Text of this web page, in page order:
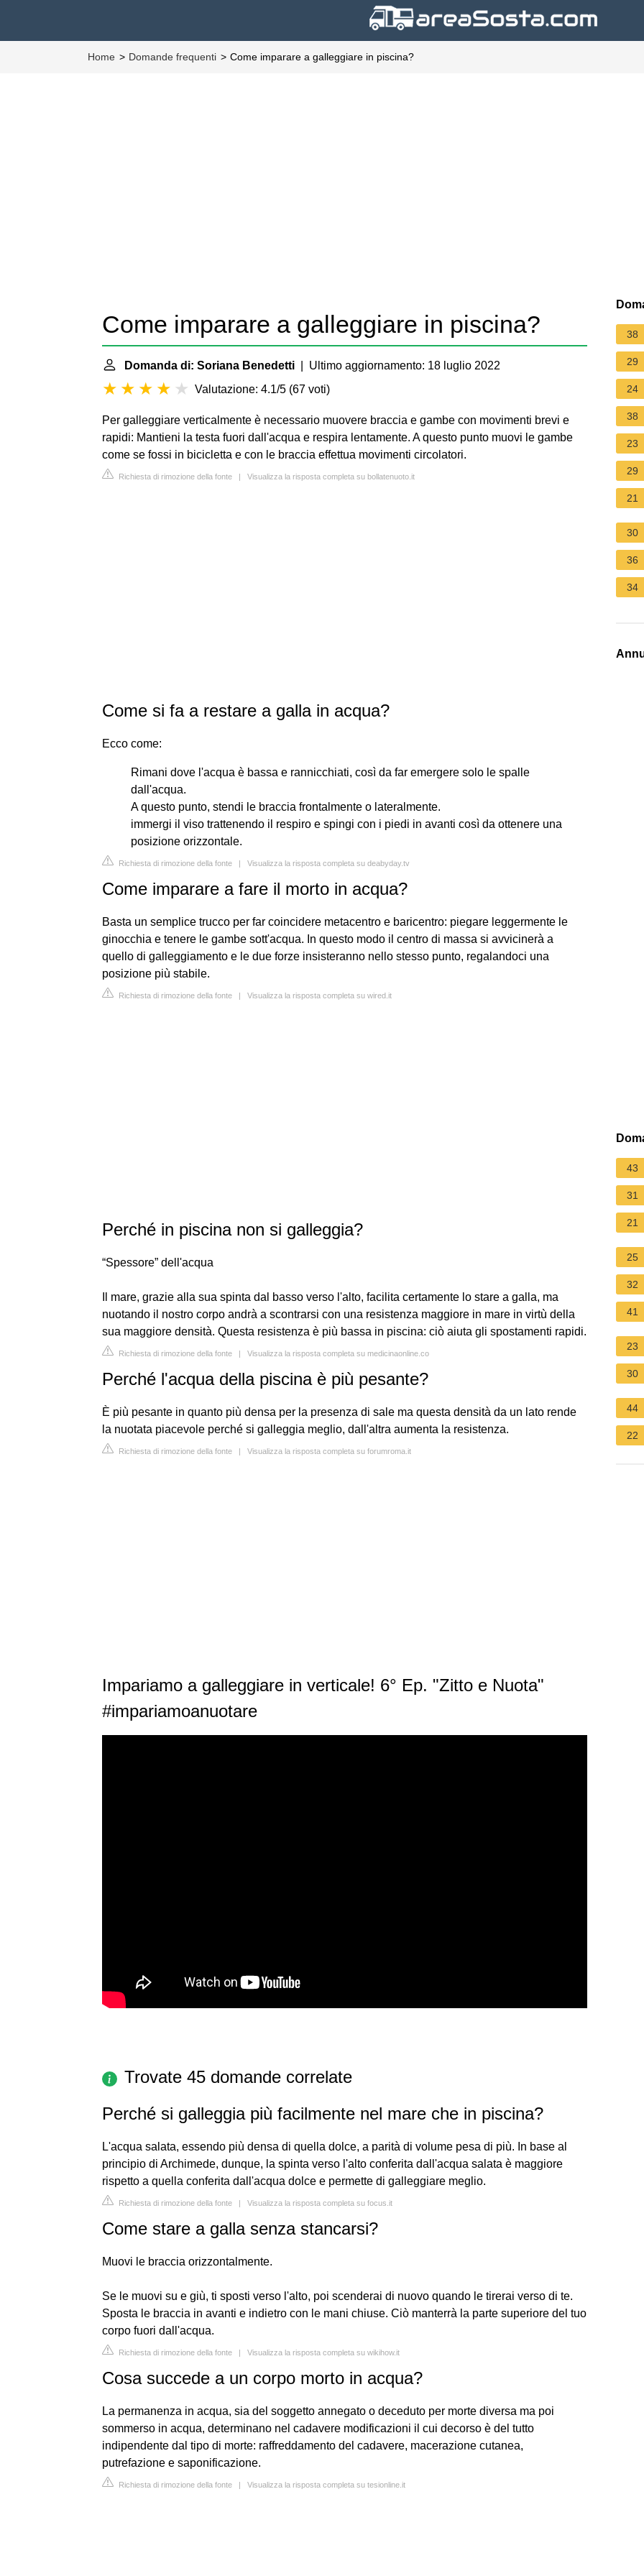
Home Domande frequenti Come imparare a galleggiare in piscina?
Come imparare a galleggiare in piscina?
Domanda di: Soriana Benedetti | Ultimo aggiornamento: 18 luglio 2022
Valutazione: 4.1/5 (67 voti)
Per galleggiare verticalmente è necessario muovere braccia e gambe con movimenti brevi e
rapidi: Mantieni la testa fuori dall'acqua e respira lentamente. A questo punto muovi le gambe
come se fossi in bicicletta e con le braccia effettua movimenti circolatori.
Richiesta di rimozione della fonte | Visualizza la risposta completa su bollatenuoto.it
Come si fa a restare a galla in acqua?
Ecco come:
Rimani dove l'acqua è bassa e rannicchiati, così da far emergere solo le spalle
dall'acqua.
A questo punto, stendi le braccia frontalmente o lateralmente.
immergi il viso trattenendo il respiro e spingi con i piedi in avanti così da ottenere una
posizione orizzontale.
Richiesta di rimozione della fonte | Visualizza la risposta completa su deabyday.tv
Come imparare a fare il morto in acqua?
Basta un semplice trucco per far coincidere metacentro e baricentro: piegare leggermente le
ginocchia e tenere le gambe sott'acqua. In questo modo il centro di massa si avvicinerà a
quello di galleggiamento e le due forze insisteranno nello stesso punto, regalandoci una
posizione più stabile.
Richiesta di rimozione della fonte | Visualizza la risposta completa su wired.it
Perché in piscina non si galleggia?
“Spessore” dell'acqua
Il mare, grazie alla sua spinta dal basso verso l'alto, facilita certamente lo stare a galla, ma
nuotando il nostro corpo andrà a scontrarsi con una resistenza maggiore in mare in virtù della
sua maggiore densità. Questa resistenza è più bassa in piscina: ciò aiuta gli spostamenti rapidi.
Richiesta di rimozione della fonte | Visualizza la risposta completa su medicinaonline.co
Perché l'acqua della piscina è più pesante?
È più pesante in quanto più densa per la presenza di sale ma questa densità da un lato rende
la nuotata piacevole perché si galleggia meglio, dall'altra aumenta la resistenza.
Richiesta di rimozione della fonte | Visualizza la risposta completa su forumroma.it
Impariamo a galleggiare in verticale! 6° Ep. "Zitto e Nuota"
#impariamoanuotare
Trovate 45 domande correlate
Perché si galleggia più facilmente nel mare che in piscina?
L'acqua salata, essendo più densa di quella dolce, a parità di volume pesa di più. In base al
principio di Archimede, dunque, la spinta verso l'alto conferita dall'acqua salata è maggiore
rispetto a quella conferita dall'acqua dolce e permette di galleggiare meglio.
Richiesta di rimozione della fonte | Visualizza la risposta completa su focus.it
Come stare a galla senza stancarsi?
Muovi le braccia orizzontalmente.
Se le muovi su e giù, ti sposti verso l'alto, poi scenderai di nuovo quando le tirerai verso di te.
Sposta le braccia in avanti e indietro con le mani chiuse. Ciò manterrà la parte superiore del tuo
corpo fuori dall'acqua.
Richiesta di rimozione della fonte | Visualizza la risposta completa su wikihow.it
Cosa succede a un corpo morto in acqua?
La permanenza in acqua, sia del soggetto annegato o deceduto per morte diversa ma poi
sommerso in acqua, determinano nel cadavere modificazioni il cui decorso è del tutto
indipendente dal tipo di morte: raffreddamento del cadavere, macerazione cutanea,
putrefazione e saponificazione.
Richiesta di rimozione della fonte | Visualizza la risposta completa su tesionline.it
38
29
24
38
23
29
21
30
36
34
43
31
21
25
32
41
23
30
44
22